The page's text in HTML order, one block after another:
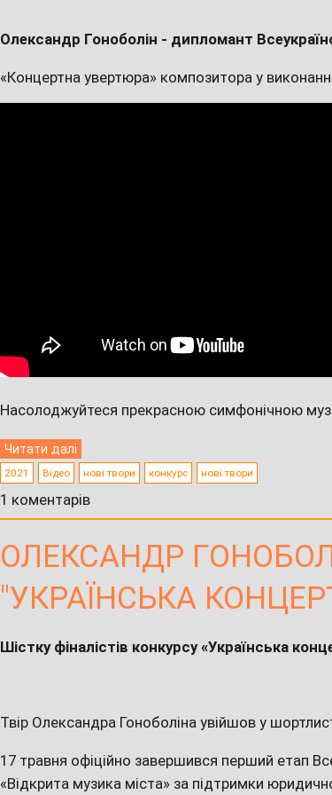
Олександр Гоноболін - дипломант
«Концертна увертюра» композитора у
Насолоджуйтеся прекрасною симфонічною
Читати далі
2021 Відео нові твори конкурс нові твори
1 коментарів
ОЛЕКСАНДР
"УКРАЇНСЬКА
Шістку фіналістів конкурсу «Українська
Твір Олександра Гоноболіна увійшов у
17 травня офіційно завершився перший етап
«Відкрита музика міста» за підтримки